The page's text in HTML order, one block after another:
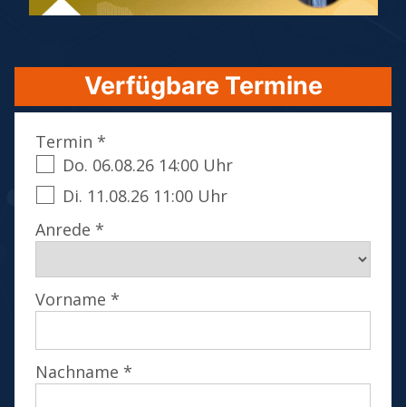
Verfügbare Termine